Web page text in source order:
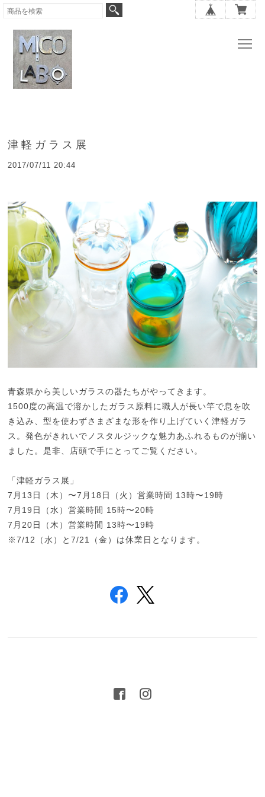
津軽ガラス展
2017/07/11 20:44
青森県から美しいガラスの器たちがやってきます。
1500度の高温で溶かしたガラス原料に職人が長い竿で息を吹
き込み、型を使わずさまざまな形を作り上げていく津軽ガラ
ス。発色がきれいでノスタルジックな魅力あふれるものが揃い
ました。是非、店頭で手にとってご覧ください。
「津軽ガラス展」
7月13日（木）〜7月18日（火）営業時間 13時〜19時
7月19日（水）営業時間 15時〜20時
7月20日（木）営業時間 13時〜19時
※7/12（水）と7/21（金）は休業日となります。